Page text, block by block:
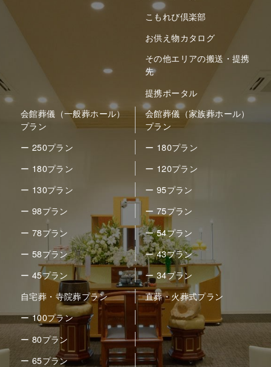
こもれび倶楽部
お供え物カタログ
その他エリアの搬送・提携
先
提携ポータル
会館葬儀（一般葬ホール）
プラン
ー 250プラン
ー 180プラン
ー 130プラン
ー 98プラン
ー 78プラン
ー 58プラン
ー 45プラン
会館葬儀（家族葬ホール）
プラン
ー 180プラン
ー 120プラン
ー 95プラン
ー 75プラン
ー 54プラン
ー 43プラン
ー 34プラン
自宅葬・寺院葬プラン
ー 100プラン
ー 80プラン
ー 65プラン
直葬・火葬式プラン